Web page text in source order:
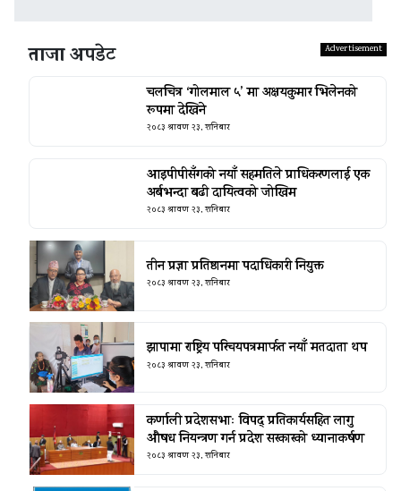
ताजा अपडेट
चलचित्र ‘गोलमाल ५’ मा अक्षयकुमार भिलेनको
रूपमा देखिने
२०८३ श्रावण २३, शनिबार
आइपीपीसँगको नयाँ सहमतिले प्राधिकरणलाई एक
अर्बभन्दा बढी दायित्वको जोखिम
२०८३ श्रावण २३, शनिबार
तीन प्रज्ञा प्रतिष्ठानमा पदाधिकारी नियुक्त
२०८३ श्रावण २३, शनिबार
झापामा राष्ट्रिय परिचयपत्रमार्फत नयाँ मतदाता थप
२०८३ श्रावण २३, शनिबार
कर्णाली प्रदेशसभाः विपद् प्रतिकार्यसहित लागु
औषध नियन्त्रण गर्न प्रदेश सरकारको ध्यानाकर्षण
२०८३ श्रावण २३, शनिबार